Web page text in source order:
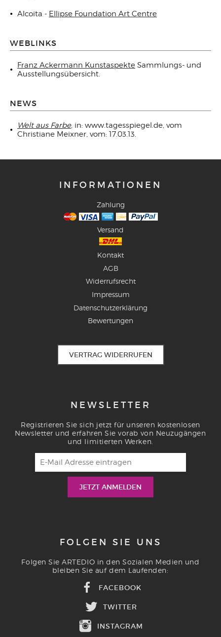
Alcoita - Ellipse Foundation Art Centre
WEBLINKS
Franz Ackermann Kunstaspekte Sammlungs- und
Ausstellungsübersicht.
NEWS
Welt aus Farbe, in: www.tagesspiegel.de, vom
Christiane Meixner, vom: 17.03.13.
INFORMATIONEN
Zahlung
Versand
Kontakt
AGB
Widerrufsrecht
Impressum
Datenschutzerklärung
Bewertungen
VERTRAG WIDERRUFEN
NEWSLETTER
Registrieren Sie sich jetzt für unseren kostenlosen
Newsletter und erfahren Sie vorab von Neuzugängen
und limitierten Werken.
FOLGEN SIE UNS
Folgen Sie ARTEDIO in den Sozialen Medien und
bleiben Sie auf dem Laufenden:
FACEBOOK
TWITTER
INSTAGRAM